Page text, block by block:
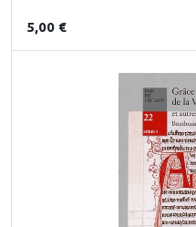
5,00 €